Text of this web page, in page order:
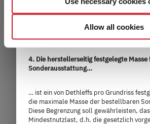
select individual cookies in the
your consent to the processing of your
and not required to use our website.
selected settings at any time as well
change them later (such as by using
information in our Privacy Policy.
Allow all cookies
I 7027
97.999,– €
Preis aba)
2 - 4
einem Pauschalgewicht von 75 kg pro
Fahrer) gerechnet.Detaillierte
der Mitfahrer findest du im Abschnitt „
4. Die herstellerseitig festgelegte Masse
Sonderausstattung…
… ist ein von Dethleffs pro Grundriss
die maximale Masse der bestellbaren
Diese Begrenzung soll gewährleisten,
Mindestnutzlast, d.h. die gesetzlich